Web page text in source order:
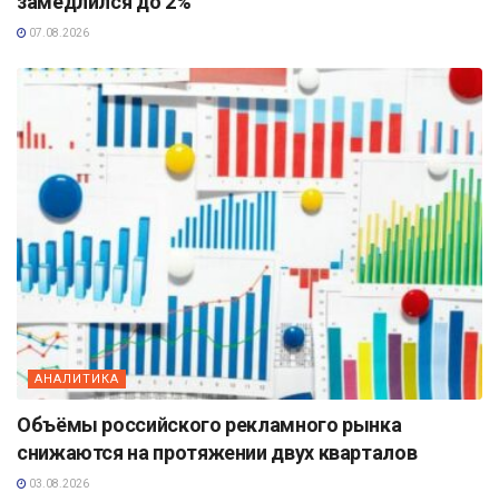
07.08.2026
АНАЛИТИКА
Объёмы российского рекламного рынка
снижаются на протяжении двух кварталов
03.08.2026